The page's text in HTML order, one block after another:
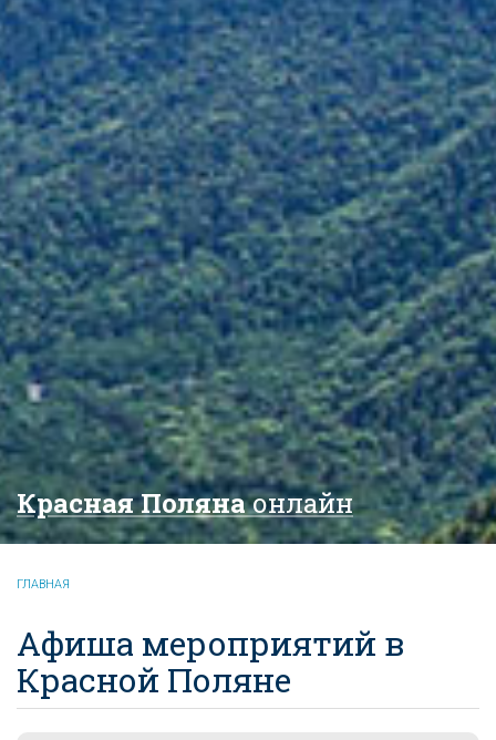
Красная Полянаонлайн
ГЛАВНАЯ
Афиша мероприятий в
Красной Поляне